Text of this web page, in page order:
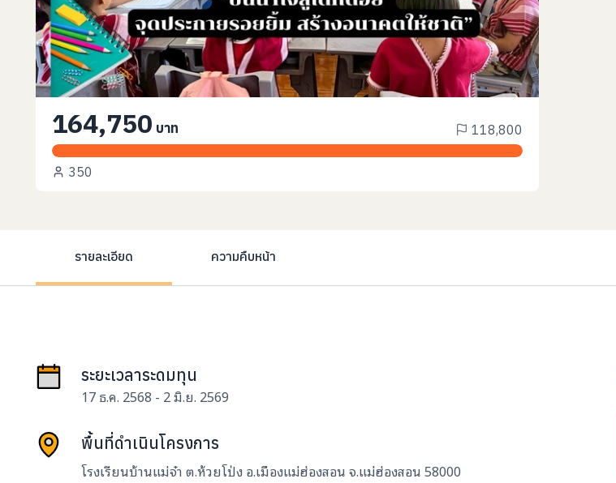
164,750 บาท 118,800
350
รายละเอียด ความคืบหน้า
ระยะเวลาระดมทุน
17 ธ.ค. 2568 - 2 มิ.ย. 2569
พื้นที่ดำเนินโครงการ
โรงเรียนบ้านแม่จ๋า ต.ห้วยโป่ง อ.เมืองแม่ฮ่องสอน จ.แม่ฮ่องสอน 58000